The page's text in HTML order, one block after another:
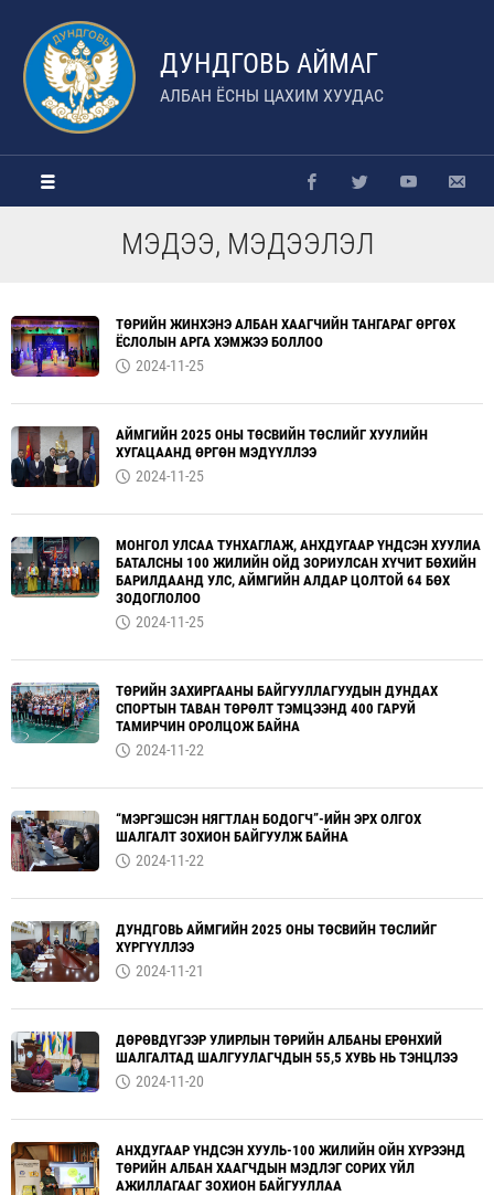
ДУНДГОВЬ АЙМАГ
АЛБАН ЁСНЫ ЦАХИМ ХУУДАС
МЭДЭЭ, МЭДЭЭЛЭЛ
ТӨРИЙН ЖИНХЭНЭ АЛБАН ХААГЧИЙН ТАНГАРАГ ӨРГӨХ
ЁСЛОЛЫН АРГА ХЭМЖЭЭ БОЛЛОО
2024-11-25
АЙМГИЙН 2025 ОНЫ ТӨСВИЙН ТӨСЛИЙГ ХУУЛИЙН
ХУГАЦААНД ӨРГӨН МЭДҮҮЛЛЭЭ
2024-11-25
МОНГОЛ УЛСАА ТУНХАГЛАЖ, АНХДУГААР ҮНДСЭН ХУУЛИА
БАТАЛСНЫ 100 ЖИЛИЙН ОЙД ЗОРИУЛСАН ХҮЧИТ БӨХИЙН
БАРИЛДААНД УЛС, АЙМГИЙН АЛДАР ЦОЛТОЙ 64 БӨХ
ЗОДОГЛОЛОО
2024-11-25
ТӨРИЙН ЗАХИРГААНЫ БАЙГУУЛЛАГУУДЫН ДУНДАХ
СПОРТЫН ТАВАН ТӨРӨЛТ ТЭМЦЭЭНД 400 ГАРУЙ
ТАМИРЧИН ОРОЛЦОЖ БАЙНА
2024-11-22
“МЭРГЭШСЭН НЯГТЛАН БОДОГЧ”-ИЙН ЭРХ ОЛГОХ
ШАЛГАЛТ ЗОХИОН БАЙГУУЛЖ БАЙНА
2024-11-22
ДУНДГОВЬ АЙМГИЙН 2025 ОНЫ ТӨСВИЙН ТӨСЛИЙГ
ХҮРГҮҮЛЛЭЭ
2024-11-21
ДӨРӨВДҮГЭЭР УЛИРЛЫН ТӨРИЙН АЛБАНЫ ЕРӨНХИЙ
ШАЛГАЛТАД ШАЛГУУЛАГЧДЫН 55,5 ХУВЬ НЬ ТЭНЦЛЭЭ
2024-11-20
АНХДУГААР ҮНДСЭН ХУУЛЬ-100 ЖИЛИЙН ОЙН ХҮРЭЭНД
ТӨРИЙН АЛБАН ХААГЧДЫН МЭДЛЭГ СОРИХ ҮЙЛ
АЖИЛЛАГААГ ЗОХИОН БАЙГУУЛЛАА